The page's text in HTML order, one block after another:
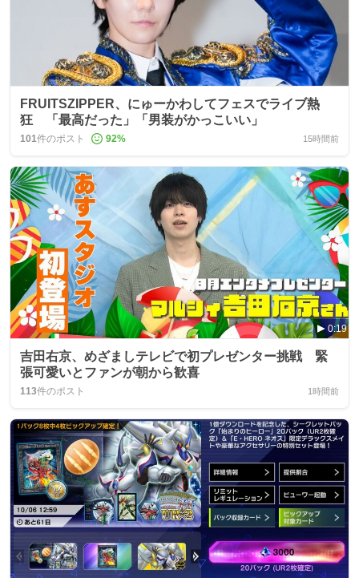
FRUITSZIPPER、にゅーかわしてフェスでライブ熱
狂 「最高だった」「男装がかっこいい」
101件のポスト 92% 15時間前
0:19
吉田右京、めざましテレビで初プレゼンター挑戦 緊
張可愛いとファンが朝から歓喜
113件のポスト 1時間前